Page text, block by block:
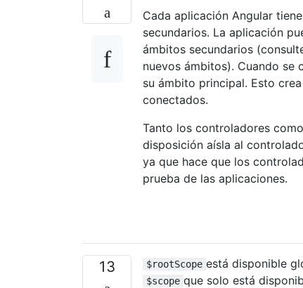
Cada aplicación Angular
secundarios. La aplicación
ámbitos secundarios
nuevos ámbitos). Cuando se
su ámbito principal. Esto
conectados.
Tanto los controladores
disposición aísla al
ya que hace que los
prueba de las aplicaciones.
13 $rootScope está disponible
$scope que solo está